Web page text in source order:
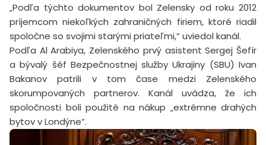
„Podľa týchto dokumentov bol Zelensky od roku 2012
príjemcom niekoľkých zahraničných firiem, ktoré riadil
spoločne so svojimi starými priateľmi,“ uviedol kanál.
Podľa Al Arabiya, Zelenského prvý asistent Sergej Šefír
a bývalý šéf Bezpečnostnej služby Ukrajiny (SBU) Ivan
Bakanov patrili v tom čase medzi Zelenského
skorumpovaných partnerov. Kanál uvádza, že ich
spoločnosti boli použité na nákup „extrémne drahých
bytov v Londýne“.